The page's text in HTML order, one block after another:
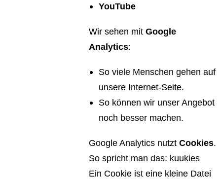
YouTube
Wir sehen mit Google
Analytics:
So viele Menschen gehen auf
unsere Internet-Seite.
So können wir unser Angebot
noch besser machen.
Google Analytics nutzt Cookies.
So spricht man das: kuukies
Ein Cookie ist eine kleine Datei